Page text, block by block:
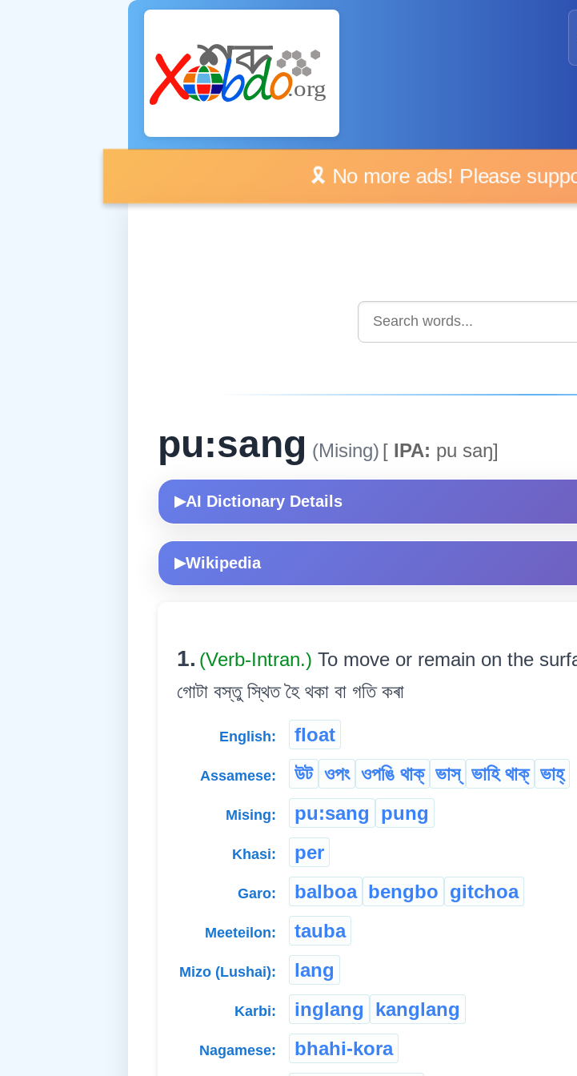
🎗️ No more ads! Please
pu:sang (Mising) [ IPA: pu saŋ]
▶AI Dictionary Details
▶Wikipedia
1. (Verb-Intran.) To move or remain on the
গোটা বস্তু স্থিত হৈ থকা বা গতি কৰা
English: float
Assamese: উট ওপং ওপঙি থাক্ ভাস্ ভাহি থাক্ ভাহ্
Mising: pu:sang pung
Khasi: per
Garo: balboa bengbo gitchoa
Meeteilon: tauba
Mizo (Lushai): lang
Karbi: inglang kanglang
Nagamese: bhahi-kora